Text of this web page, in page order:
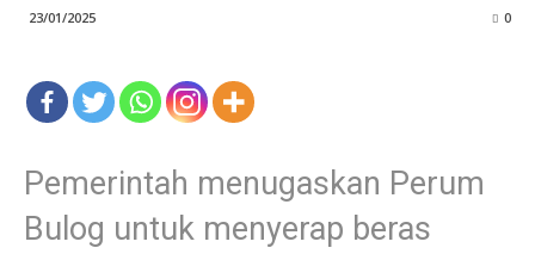
23/01/2025 0
Pemerintah menugaskan Perum
Bulog untuk menyerap beras